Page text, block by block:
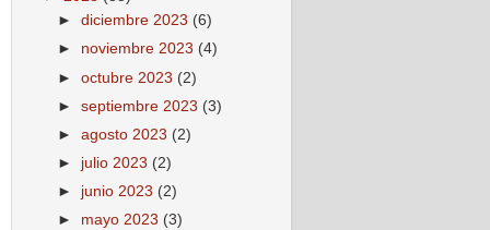
►diciembre 2023 (6)
► noviembre 2023 (4)
►octubre 2023 (2)
►septiembre 2023 (3)
►agosto 2023 (2)
► julio 2023 (2)
► junio 2023 (2)
► mayo 2023 (3)